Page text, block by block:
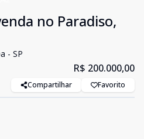
no Paradiso,
- SP
R$ 200.000,00
Compartilhar Favorito